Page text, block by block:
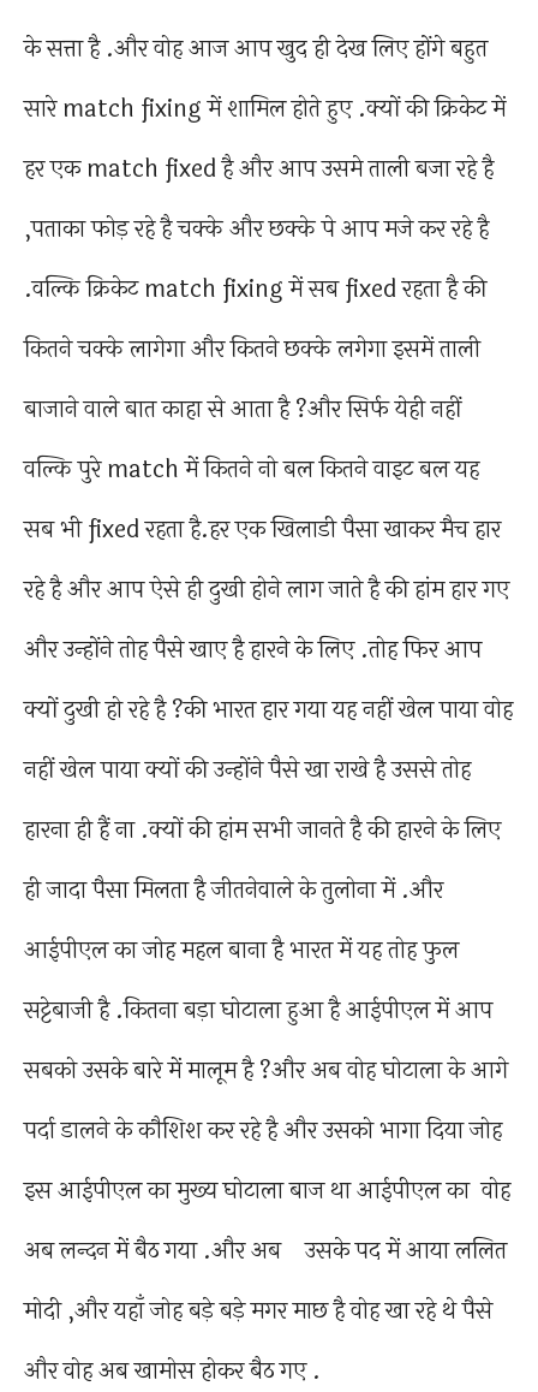
के सत्ता है .और वोह आज आप खुद ही देख लिए होंगे बहुत
सारे match fixing में शामिल होते हुए .क्यों की क्रिकेट में
हर एक match fixed है और आप उसमे ताली बजा रहे है
,पताका फोड़ रहे है चक्के और छक्के पे आप मजे कर रहे है
.वल्कि क्रिकेट match fixing में सब fixed रहता है की
कितने चक्के लागेगा और कितने छक्के लगेगा इसमें ताली
बाजाने वाले बात काहा से आता है ?और सिर्फ येही नहीं
वल्कि पुरे match में कितने नो बल कितने वाइट बल यह
सब भी fixed रहता है.हर एक खिलाडी पैसा खाकर मैच हार
रहे है और आप ऐसे ही दुखी होने लाग जाते है की हांम हार गए
और उन्होंने तोह पैसे खाए है हारने के लिए .तोह फिर आप
क्यों दुखी हो रहे है ?की भारत हार गया यह नहीं खेल पाया वोह
नहीं खेल पाया क्यों की उन्होंने पैसे खा राखे है उससे तोह
हारना ही हैं ना .क्यों की हांम सभी जानते है की हारने के लिए
ही जादा पैसा मिलता है जीतनेवाले के तुलोना में .और
आईपीएल का जोह महल बाना है भारत में यह तोह फुल
सट्टेबाजी है .कितना बड़ा घोटाला हुआ है आईपीएल में आप
सबको उसके बारे में मालूम है ?और अब वोह घोटाला के आगे
पर्दा डालने के कौशिश कर रहे है और उसको भागा दिया जोह
इस आईपीएल का मुख्य घोटाला बाज था आईपीएल का वोह
अब लन्दन में बैठ गया .और अब उसके पद में आया ललित
मोदी ,और यहाँ जोह बड़े बड़े मगर माछ है वोह खा रहे थे पैसे
और वोह अब खामोस होकर बैठ गए .